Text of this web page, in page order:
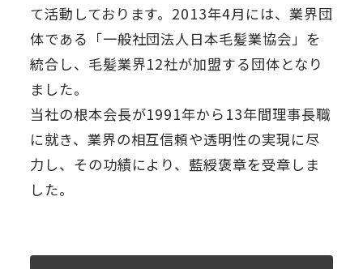
て活動しております。2013年4月には、業界団
体である「一般社団法人日本毛髪業協会」を
統合し、毛髪業界12社が加盟する団体となり
ました。
当社の根本会長が1991年から13年間理事長職
に就き、業界の相互信頼や透明性の実現に尽
力し、その功績により、藍綬褒章を受章しま
した。